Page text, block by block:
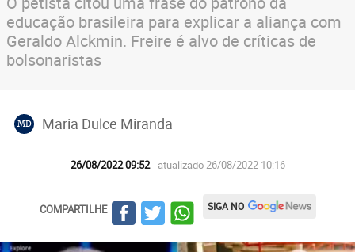
educação brasileira para explicar a aliança com
Geraldo Alckmin. Freire é alvo de críticas de
bolsonaristas
MD Maria Dulce Miranda
26/08/2022 09:52- atualizado 26/08/2022 10:16
COMPARTILHE SIGA NO